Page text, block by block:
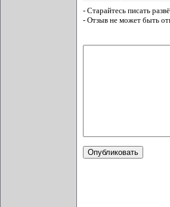
- Старайтесь писать
- Отзыв не может быть